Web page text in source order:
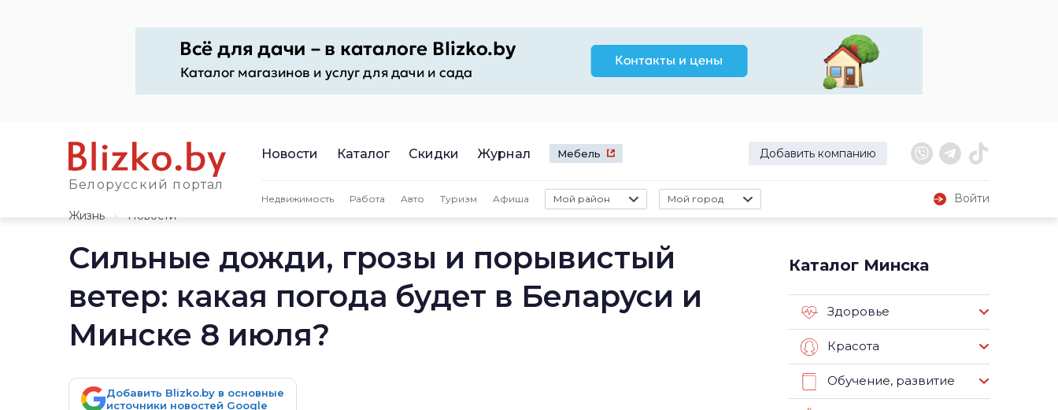
Белорусский портал
Новости Каталог Скидки Журнал Мебель Добавить компанию
Недвижимость Работа Авто Туризм Афиша Мой район Мой город
Войти
Жизнь
Новости
Сильные дожди, грозы и порывистый
ветер: какая погода будет в Беларуси и
Минске 8 июля?
Добавить Blizko.by в основные
источники новостей Google
Каталог Минска
Здоровье
Красота
Обучение, развитие